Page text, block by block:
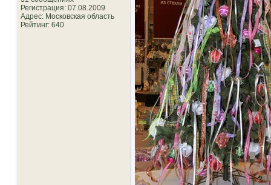
Регистрация: 07.08.2009
Адрес: Московская область
Рейтинг: 640